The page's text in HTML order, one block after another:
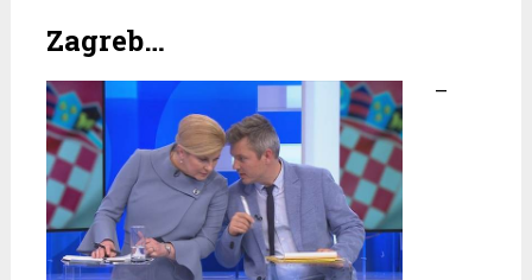
Zagreb…
–